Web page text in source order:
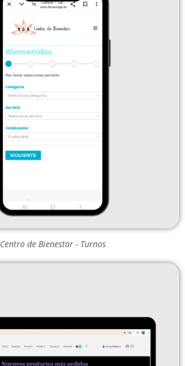
Centro de Bienestar - Turnos